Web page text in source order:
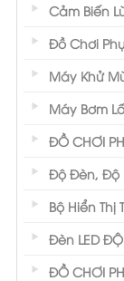
Cảm Biến
Đồ Chơi
Máy Khử
Máy Bơm
ĐỒ CHƠI
Độ Đèn, Độ
Bộ Hiển Thị
Đèn LED ĐỘ
ĐỒ CHƠI